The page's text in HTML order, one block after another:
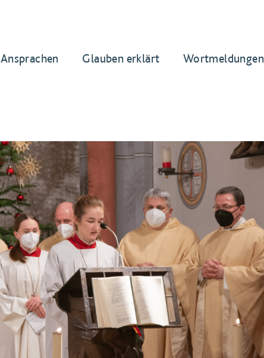
Ansprachen Glauben erklärt Wortmeldungen